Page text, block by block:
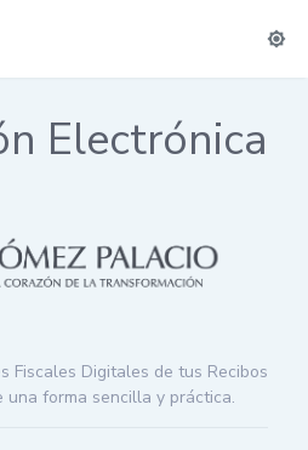
brightness_7
Electrónica
Fiscales Digitales de tus Recibos
una forma sencilla y práctica.